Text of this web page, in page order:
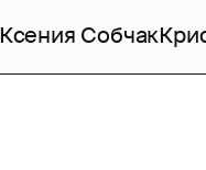
Ксения Собчак